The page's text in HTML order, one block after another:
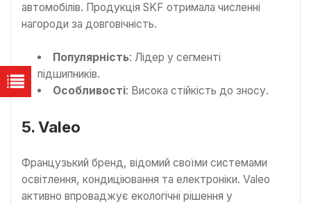
автомобілів. Продукція SKF отримала численні
нагороди за довговічність.
Популярність: Лідер у сегменті
підшипників.
Особливості: Висока стійкість до зносу.
5. Valeo
Французький бренд, відомий своїми системами
освітлення, кондиціювання та електроніки. Valeo
активно впроваджує екологічні рішення у